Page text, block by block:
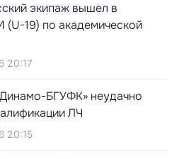
экипаж вышел в
19) по академической
20:17
БГУФК» неудачно
ЛЧ
20:15